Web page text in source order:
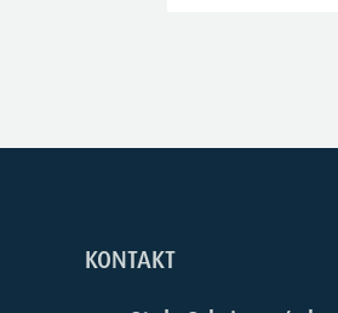
KONTAKT